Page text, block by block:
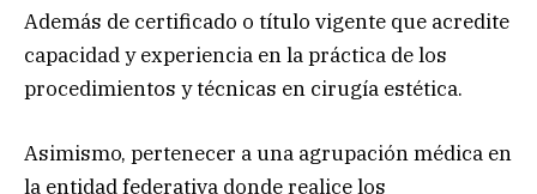
Además de certificado o título vigente que acredite
capacidad y experiencia en la práctica de los
procedimientos y técnicas en cirugía estética.
Asimismo, pertenecer a una agrupación médica en
la entidad federativa donde realice los